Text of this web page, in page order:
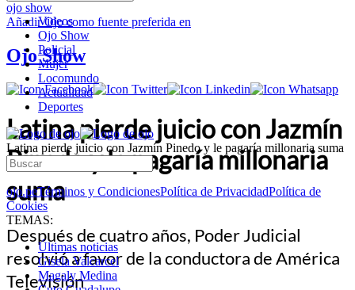
Videos
Ojo Show
Policial
Mujer
Locomundo
Actualidad
Deportes
Latina pierde juicio con Jazmín Pinedo y le pagaría millonaria suma
ojo.peTérminos y CondicionesPolítica de PrivacidadPolítica de
Cookies
TEMAS:
Últimas noticias
Gisela Valcarcel
Magaly Medina
ojo show
AñadirOjocomo fuente preferida en
Ojo Show
Latina pierde juicio con Jazmín
Pinedo y le pagaría millonaria
suma
Después de cuatro años, Poder Judicial
resolvió a favor de la conductora de América
Televisión